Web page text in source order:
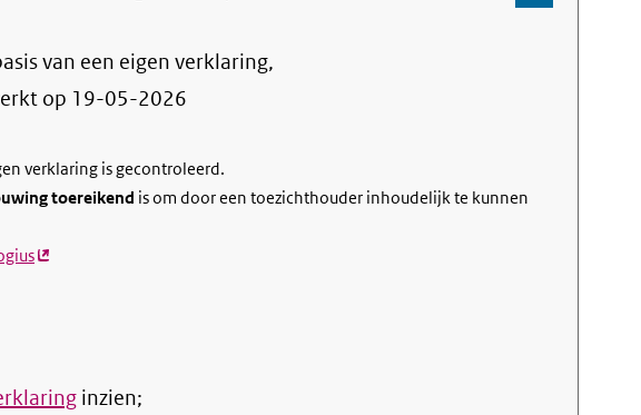
Ga
van een eigen verklaring,
op 19-05-2026
verklaring is gecontroleerd.
toereikend is om door een toezichthouder inhoudelijk te kunnen
(externe
inzien;